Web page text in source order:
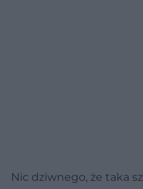
Nic dziwnego, że taka